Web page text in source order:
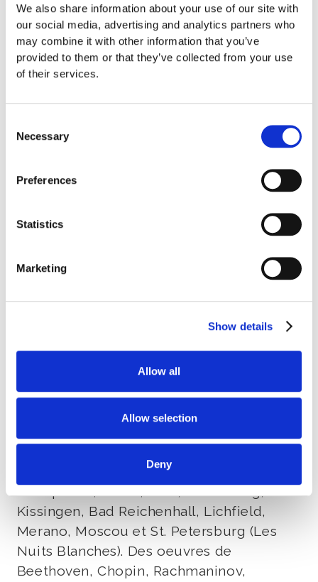
We also share information about your use of our site with
our social media, advertising and analytics partners who
may combine it with other information that you’ve
provided to them or that they’ve collected from your use
of their services.
Selection
Necessary
Preferences
Statistics
Marketing
Show details
Allow all
Allow selection
Deny
Fedosseyev, parmi d’autres.
Il est aussi recherché comme soliste en
récital. Parmi ses engagements dans la
plupart des grandes séries de piano du
monde on peut retenir le Concertgebouw
Hall Tokyo (World Pianist Series), Vienne
New York (Metropolitan Museum), Madrid
Ibercamera), Paris (Théâtre des Champs-
Elysées), Stuttgart (Meisterpianisten),
(Gulbenkian), Budapest (Académie Liszt)
and Bruxelles (Bozar).
Alexei Volodin a été nommé premier
“Artiste du Mois” du nouveau Théâtre
Mariinsky à St Petersburg par Valery
Gergiev, avec lequel il a entamé de
nombreuses tournées aux États-Unis, au
La Roque d’Anthéron, Toulouse,
Kissingen, Bad Reichenhall, Lichfield,
Merano, Moscou et St. Petersburg (Les
Nuits Blanches). Des oeuvres de
Beethoven, Chopin, Rachmaninov,